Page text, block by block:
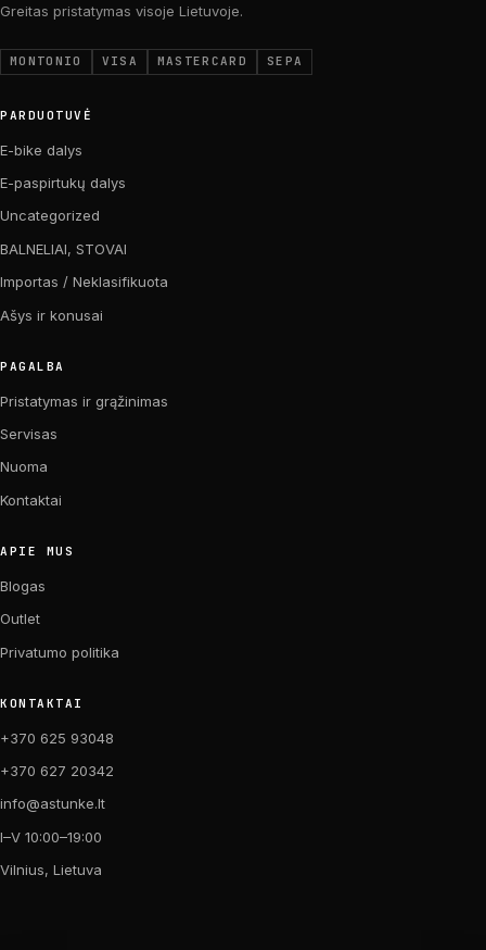
Greitas pristatymas visoje Lietuvoje.
MONTONIO VISA MASTERCARD SEPA
PARDUOTUVĖ
E-bike dalys
E-paspirtukų dalys
Uncategorized
BALNELIAI, STOVAI
Importas / Neklasifikuota
Ašys ir konusai
PAGALBA
Pristatymas ir grąžinimas
Servisas
Nuoma
Kontaktai
APIE MUS
Blogas
Outlet
Privatumo politika
KONTAKTAI
+370 625 93048
+370 627 20342
info@astunke.lt
I–V 10:00–19:00
Vilnius, Lietuva